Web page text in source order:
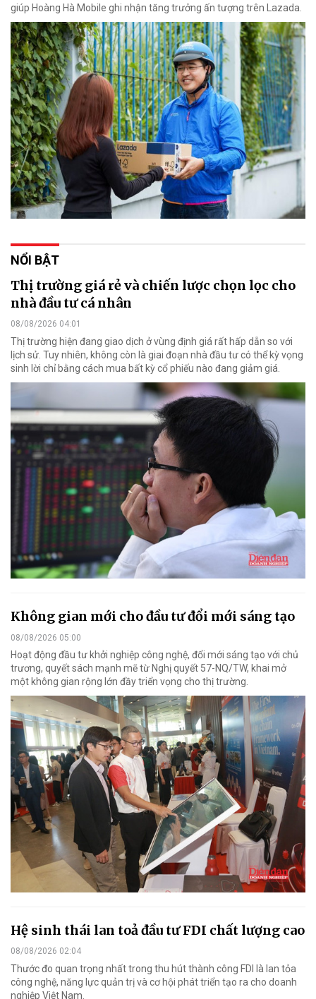
giúp Hoàng Hà Mobile ghi nhận tăng trưởng ấn tượng trên Lazada.
NỔI BẬT
Thị trường giá rẻ và chiến lược chọn lọc cho
nhà đầu tư cá nhân
08/08/2026 04:01
Thị trường hiện đang giao dịch ở vùng định giá rất hấp dẫn so với
lịch sử. Tuy nhiên, không còn là giai đoạn nhà đầu tư có thể kỳ vọng
sinh lời chỉ bằng cách mua bất kỳ cổ phiếu nào đang giảm giá.
Không gian mới cho đầu tư đổi mới sáng tạo
08/08/2026 05:00
Hoạt động đầu tư khởi nghiệp công nghệ, đổi mới sáng tạo với chủ
trương, quyết sách mạnh mẽ từ Nghị quyết 57-NQ/TW, khai mở
một không gian rộng lớn đầy triển vọng cho thị trường.
Hệ sinh thái lan toả đầu tư FDI chất lượng cao
08/08/2026 02:04
Thước đo quan trọng nhất trong thu hút thành công FDI là lan tỏa
công nghệ, năng lực quản trị và cơ hội phát triển tạo ra cho doanh
nghiệp Việt Nam.